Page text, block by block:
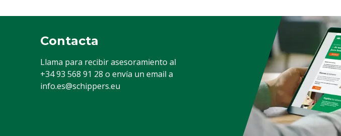
Contacta
Llama para recibir asesoramiento al
+34 93 568 91 28 o envía un email a
info.es@schippers.eu